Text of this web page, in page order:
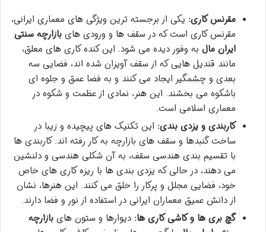
مقرنس کاری: یکی از برجسته ترین ویژگی های معماری ایرانی،
مقرنس کاری است که در سقف ها و ورودی های بازارچه سنتی
ایران مال به وفور دیده می شود. این کنده کاری های معلق،
مانند قندیل هایی که از سقف آویزان شده اند، فضایی سه
بعدی و چشمگیر ایجاد می کنند و به فضا عمق و جلوه ای
باشکوه می بخشند. این هنر، نمادی از عظمت و شکوه در
معماری اسلامی است.
کاربندی و یزدی بندی: این تکنیک های پیچیده و زیبا در
ساخت گنبدها و سقف های بازارچه به کار رفته اند. کاربندی ها
با تقسیم بندی هندسی سقف، به آن شکلی هندسی و دلنشین
می دهند، در حالی که یزدی بندی ها با ریزه کاری های خاص
خود، فضایی مجلل و پرکار را خلق می کنند. این هنرها، نشان
از دانش عمیق معماران ایرانی در استفاده از نور و فضا دارند.
گچ بری ها و کاشی کاری ها: دیوارها و ستون های بازارچه